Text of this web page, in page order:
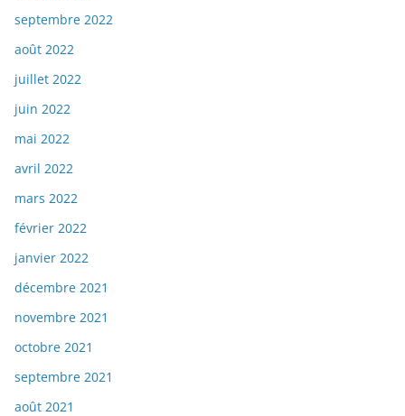
septembre 2022
août 2022
juillet 2022
juin 2022
mai 2022
avril 2022
mars 2022
février 2022
janvier 2022
décembre 2021
novembre 2021
octobre 2021
septembre 2021
août 2021